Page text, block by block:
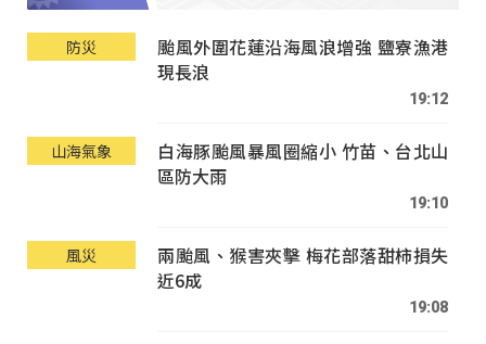
防災
颱風外圍花蓮沿海風浪增強 鹽寮漁港
現長浪
19:12
山海氣象
白海豚颱風暴風圈縮小 竹苗、台北山
區防大雨
19:10
風災
兩颱風、猴害夾擊 梅花部落甜柿損失
近6成
19:08